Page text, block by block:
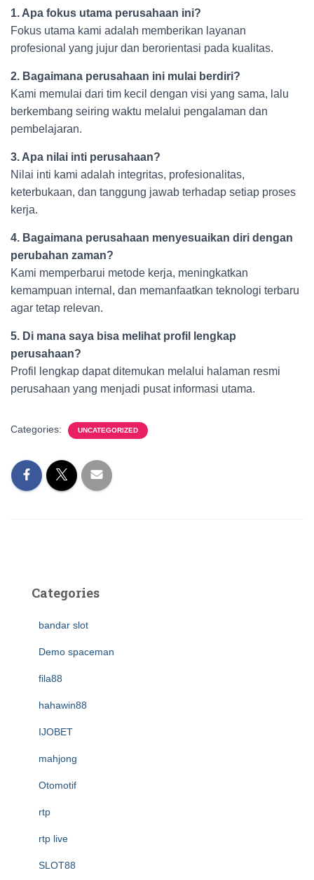
1. Apa fokus utama perusahaan ini?
Fokus utama kami adalah memberikan layanan
profesional yang jujur dan berorientasi pada kualitas.
2. Bagaimana perusahaan ini mulai berdiri?
Kami memulai dari tim kecil dengan visi yang sama, lalu
berkembang seiring waktu melalui pengalaman dan
pembelajaran.
3. Apa nilai inti perusahaan?
Nilai inti kami adalah integritas, profesionalitas,
keterbukaan, dan tanggung jawab terhadap setiap proses
kerja.
4. Bagaimana perusahaan menyesuaikan diri dengan
perubahan zaman?
Kami memperbarui metode kerja, meningkatkan
kemampuan internal, dan memanfaatkan teknologi terbaru
agar tetap relevan.
5. Di mana saya bisa melihat profil lengkap
perusahaan?
Profil lengkap dapat ditemukan melalui halaman resmi
perusahaan yang menjadi pusat informasi utama.
Categories: UNCATEGORIZED
Categories
bandar slot
Demo spaceman
fila88
hahawin88
IJOBET
mahjong
Otomotif
rtp
rtp live
SLOT88